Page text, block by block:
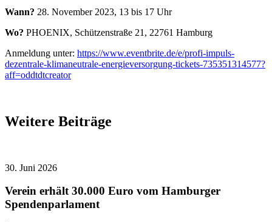
Wann? 28. November 2023, 13 bis 17 Uhr
Wo? PHOENIX, Schützenstraße 21, 22761 Hamburg
Anmeldung unter: https://www.eventbrite.de/e/profi-impuls-
dezentrale-klimaneutrale-energieversorgung-tickets-735351314577?
aff=oddtdtcreator
Weitere Beiträge
30. Juni 2026
Verein erhält 30.000 Euro vom Hamburger
Spendenparlament